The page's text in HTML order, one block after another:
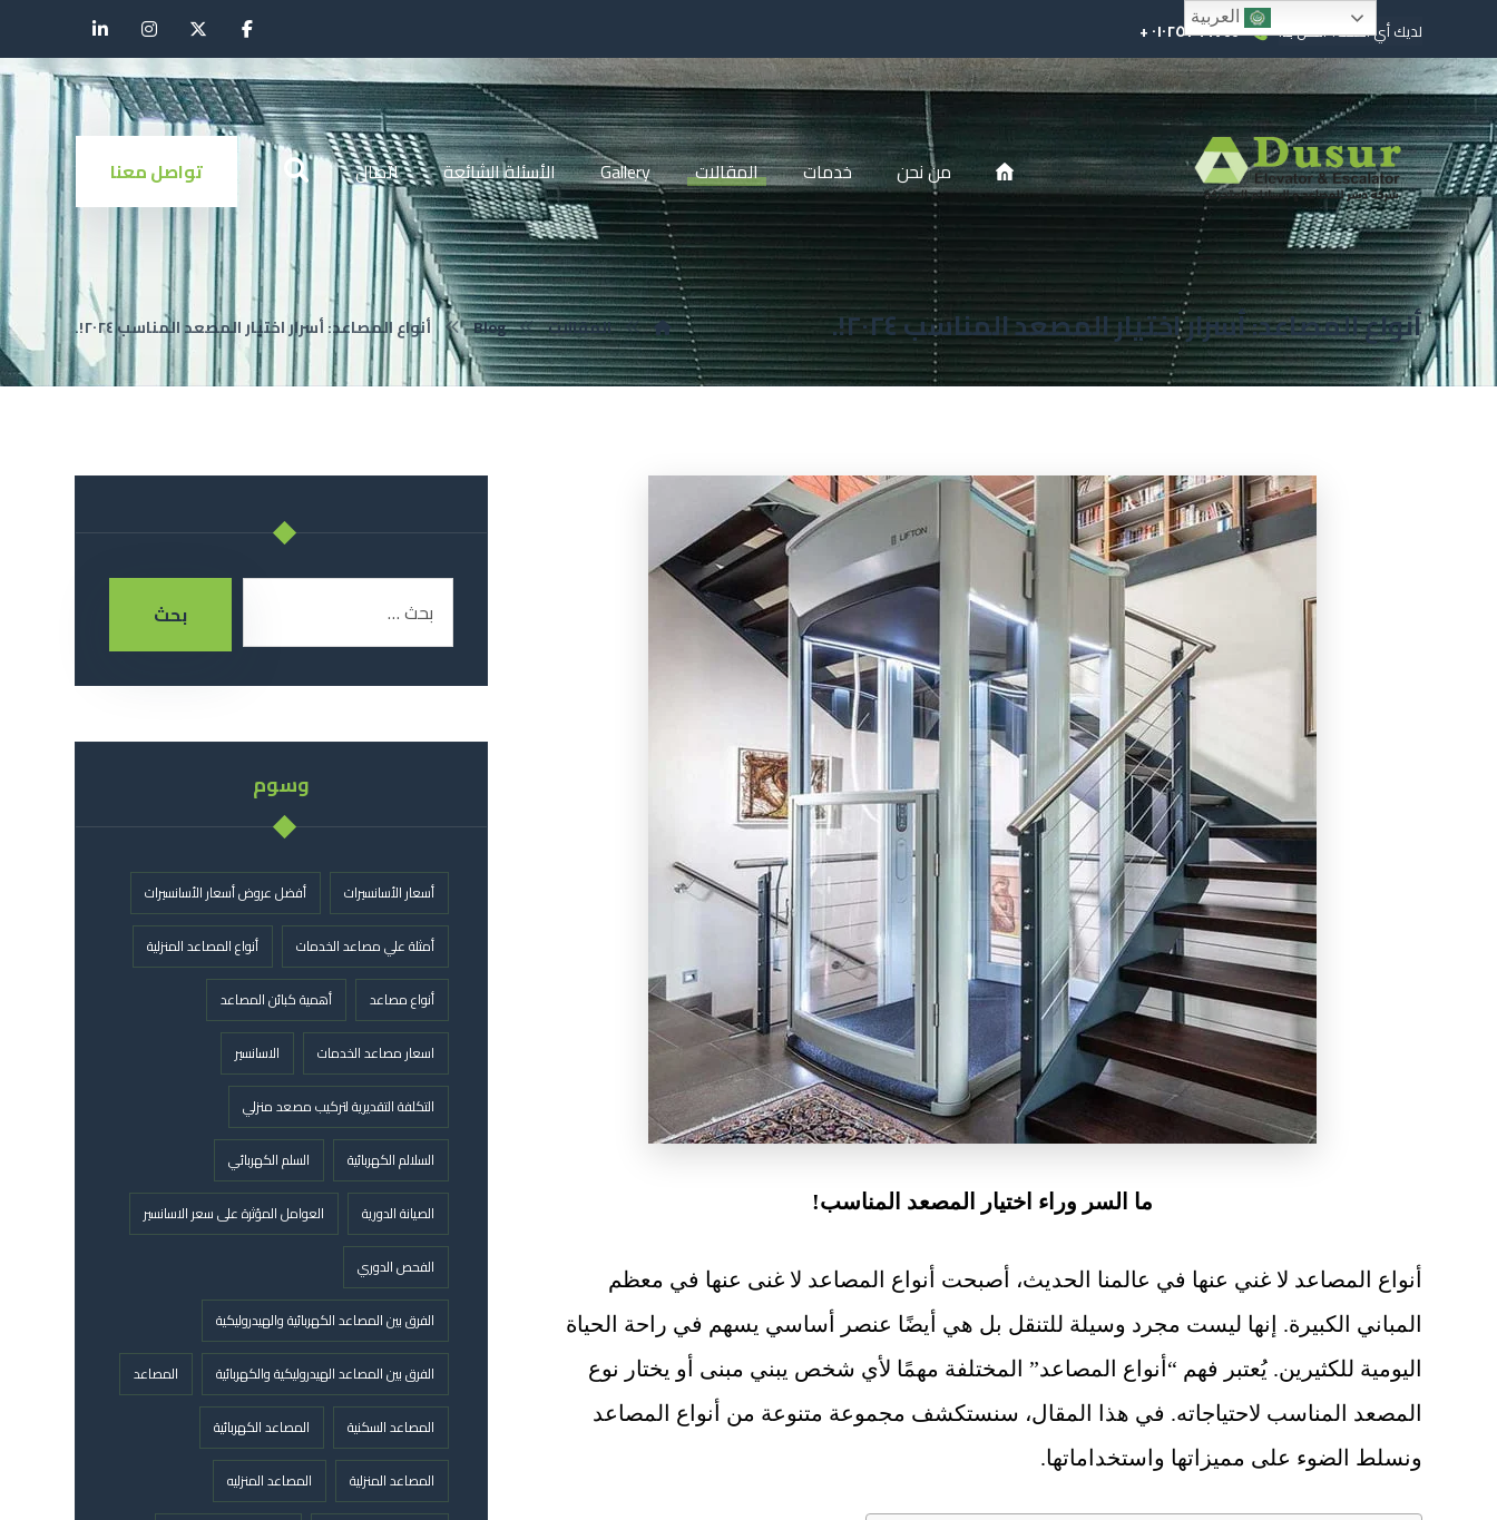
لديك أي أسئلة؟ اتصل بنا! ٠١٠٢٥٢٩٩٧٤٤ +
تواصل معنا من نحن خدمات المقالات Gallery الأسئلة الشائعة اتصال
أنواع المصاعد: أسرار اختيار المصعد المناسب ٢٠٢٤!. المقالات Blog أنواع المصاعد: أسرار اختيار المصعد المناسب ٢٠٢٤!.
ما السر وراء اختيار المصعد المناسب!
أنواع المصاعد لا غني عنها في عالمنا الحديث، أصبحت أنواع المصاعد لا غنى عنها في معظم
المباني الكبيرة. إنها ليست مجرد وسيلة للتنقل بل هي أيضًا عنصر أساسي يسهم في راحة الحياة
اليومية للكثيرين. يُعتبر فهم “أنواع المصاعد” المختلفة مهمًا لأي شخص يبني مبنى أو يختار نوع
المصعد المناسب لاحتياجاته. في هذا المقال، سنستكشف مجموعة متنوعة من أنواع المصاعد
ونسلط الضوء على مميزاتها واستخداماتها.
بحث
وسوم
أسعار الأسانسيرات أفضل عروض أسعار الأسانسيرات
أمثلة علي مصاعد الخدمات أنواع المصاعد المنزلية
أنواع مصاعد أهمية كبائن المصاعد
اسعار مصاعد الخدمات الاسانسير
التكلفة التقديرية لتركيب مصعد منزلي
السلالم الكهربائية السلم الكهربائي
الصيانة الدورية العوامل المؤثرة على سعر الاسانسير
الفحص الدوري
الفرق بين المصاعد الكهربائية والهيدروليكية
الفرق بين المصاعد الهيدروليكية والكهربائية المصاعد
المصاعد السكنية المصاعد الكهربائية
المصاعد المنزلية المصاعد المنزليه
العربية